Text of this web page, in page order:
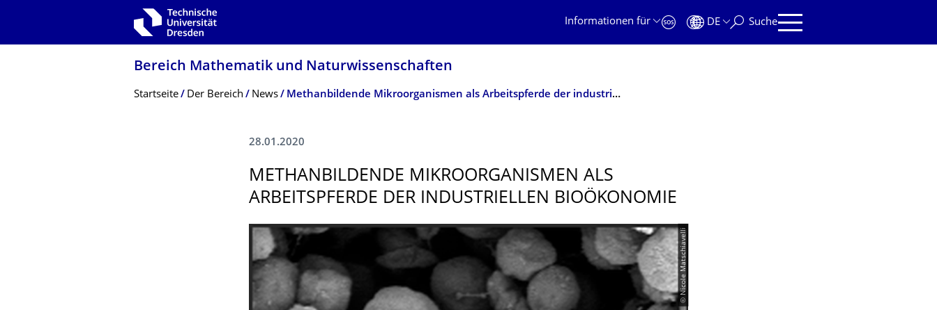
Zur Hauptnavigation springen
Informationen für
DE Suche
Bereich Mathematik und Natur­wissen­schaften
Breadcrumb-Menü
Startseite Der­ ­­­Bereich News Methanbildende Mikroorganismen als Arbeitspferde der industriellen Bioökonomie
28.01.2020
METHANBILDENDE MIKROORGANISMEN ALS
ARBEITSPFERDE DER INDUSTRIELLEN BIOÖKONOMIE
© Nicole Matschiavelli